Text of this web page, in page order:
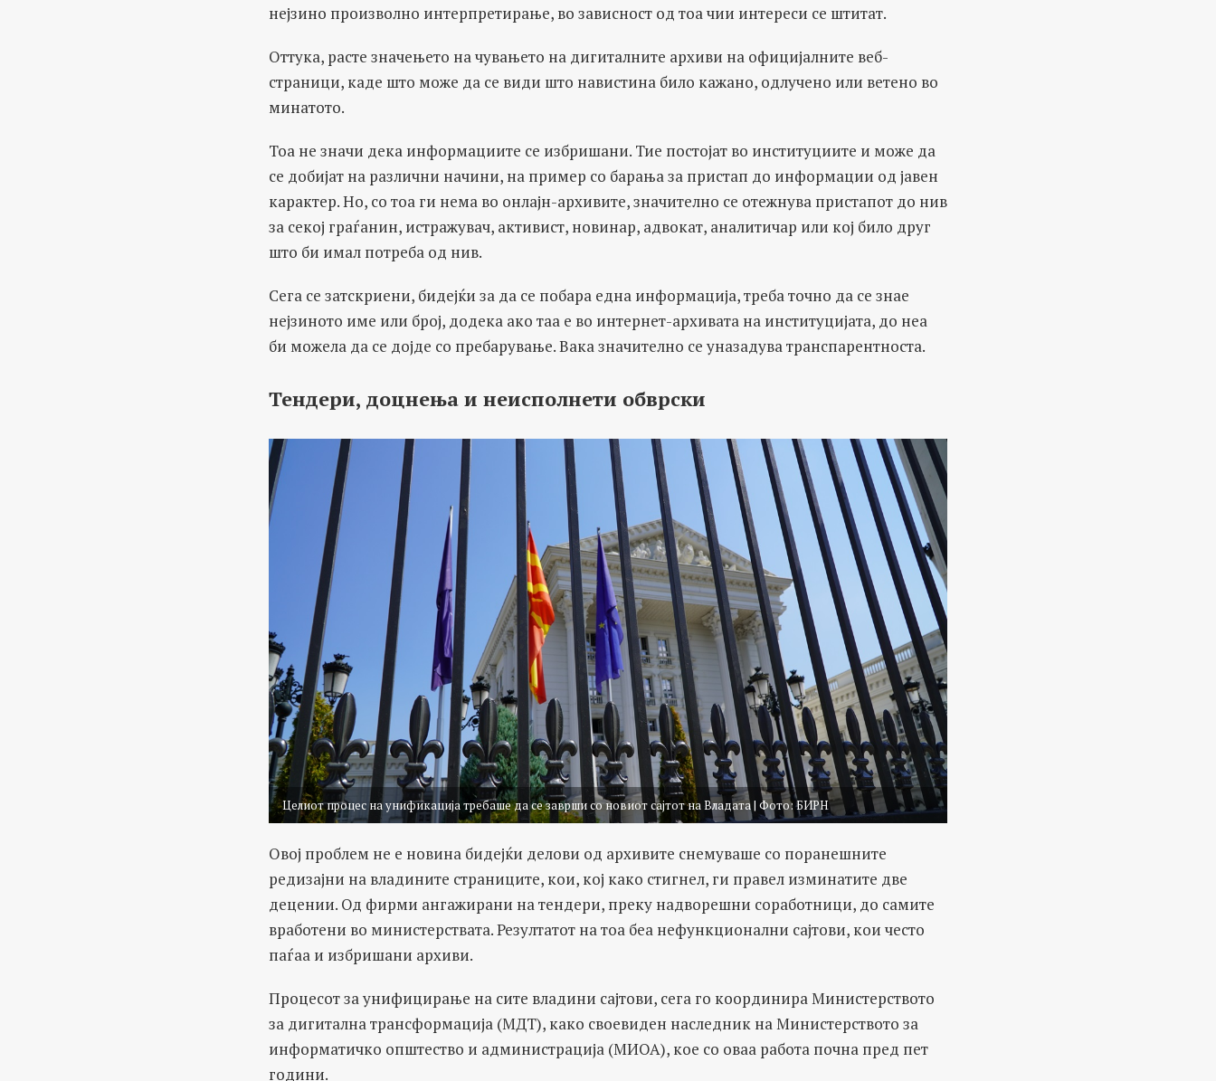
нејзино произволно интерпретирање, во зависност од тоа чии интереси се штитат.
Оттука, расте значењето на чувањето на дигиталните архиви на официјалните веб-
страници, каде што може да се види што навистина било кажано, одлучено или ветено во
минатото.
Тоа не значи дека информациите се избришани. Тие постојат во институциите и може да
се добијат на различни начини, на пример со барања за пристап до информации од јавен
карактер. Но, со тоа ги нема во онлајн-архивите, значително се отежнува пристапот до нив
за секој граѓанин, истражувач, активист, новинар, адвокат, аналитичар или кој било друг
што би имал потреба од нив.
Сега се затскриени, бидејќи за да се побара една информација, треба точно да се знае
нејзиното име или број, додека ако таа е во интернет-архивата на институцијата, до неа
би можела да се дојде со пребарување. Вака значително се уназадува транспарентноста.
Тендери, доцнења и неисполнети обврски
Целиот процес на унификација требаше да се заврши со новиот сајтот на Владата | Фото: БИРН
Овој проблем не е новина бидејќи делови од архивите снемуваше со поранешните
редизајни на владините страниците, кои, кој како стигнел, ги правел изминатите две
децении. Од фирми ангажирани на тендери, преку надворешни соработници, до самите
вработени во министерствата. Резултатот на тоа беа нефункционални сајтови, кои често
паѓаа и избришани архиви.
Процесот за унифицирање на сите владини сајтови, сега го координира Министерството
за дигитална трансформација (МДТ), како своевиден наследник на Министерството за
информатичко општество и администрација (МИОА), кое со оваа работа почна пред пет
години.